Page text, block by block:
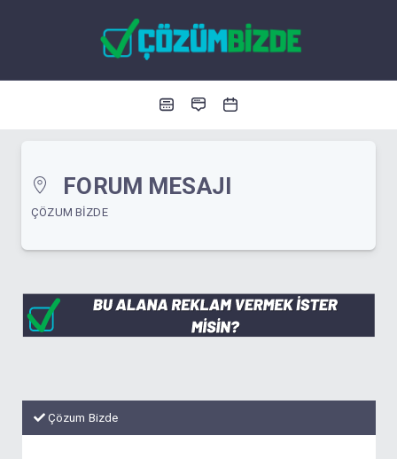
FORUM MESAJI
ÇÖZUM BIZDE
Çözum Bizde